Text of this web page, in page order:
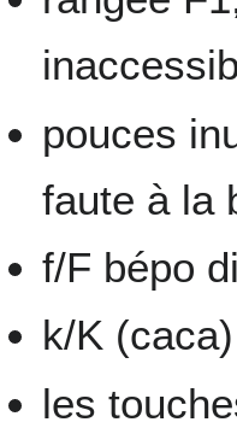
pouces
faute à la
f/F bépo
k/K
les